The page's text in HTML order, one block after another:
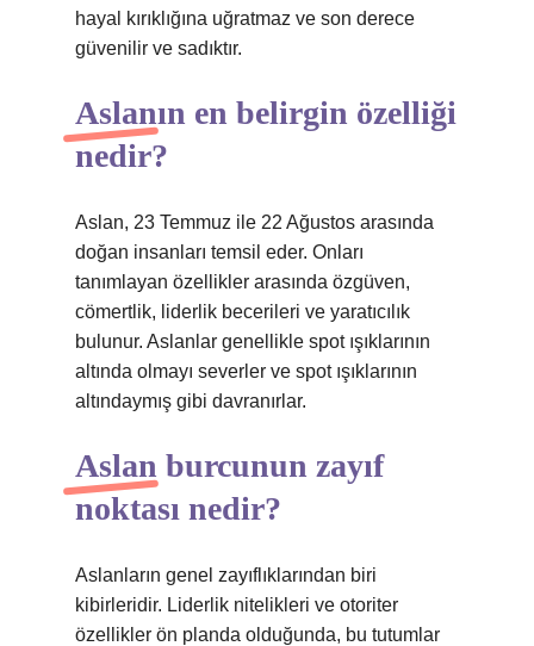
hayal kırıklığına uğratmaz ve son derece
güvenilir ve sadıktır.
Aslanın en belirgin özelliği
nedir?
Aslan, 23 Temmuz ile 22 Ağustos arasında
doğan insanları temsil eder. Onları
tanımlayan özellikler arasında özgüven,
cömertlik, liderlik becerileri ve yaratıcılık
bulunur. Aslanlar genellikle spot ışıklarının
altında olmayı severler ve spot ışıklarının
altındaymış gibi davranırlar.
Aslan burcunun zayıf
noktası nedir?
Aslanların genel zayıflıklarından biri
kibirleridir. Liderlik nitelikleri ve otoriter
özellikler ön planda olduğunda, bu tutumlar